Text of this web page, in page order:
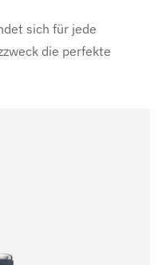
sich für jede
die perfekte